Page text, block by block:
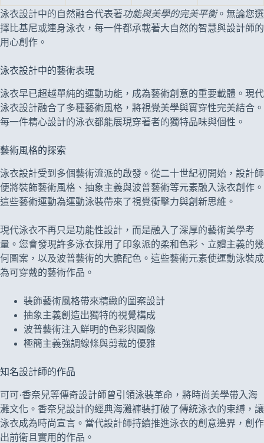
泳衣設計中的自然融合代表著功能與美學的完美平衡。無論您選
擇比基尼或連身泳衣，每一件都承載著大自然的智慧與設計師的
用心創作。
泳衣設計中的藝術表現
泳衣早已超越單純的運動功能，成為藝術創意的重要載體。現代
泳衣設計融合了多種藝術風格，將視覺美學與實穿性完美結合。
每一件精心設計的泳衣都能展現穿著者的獨特品味與個性。
藝術風格的探索
泳衣設計受到多個藝術流派的啟發。從二十世紀初開始，設計師
便將裝飾藝術風格、抽象主義與波普藝術等元素融入泳衣創作。
這些藝術運動為運動泳裝帶來了視覺衝擊力與創新思維。
現代泳衣不再只是功能性設計，而是融入了深厚的藝術美學考
量。您會發現許多泳衣採用了印象派的柔和色彩、立體主義的幾
何圖案，以及波普藝術的大膽配色。這些藝術元素使運動泳裝成
為可穿戴的藝術作品。
裝飾藝術風格帶來精緻的圖案設計
抽象主義創造出獨特的視覺構成
波普藝術注入鮮明的色彩與圖像
極簡主義強調線條與剪裁的優雅
知名設計師的作品
可可·香奈兒等傳奇設計師曾引領泳裝革命，將時尚美學帶入海
灘文化。香奈兒設計的經典海灘褲裝打破了傳統泳衣的束縛，讓
泳衣成為時尚宣言。當代設計師持續推進泳衣的創意邊界，創作
出前衛且實用的作品。